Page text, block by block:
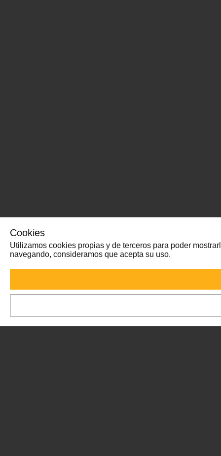
Cookies
Utilizamos cookies propias y de terceros para poder
navegando, consideramos que acepta su uso.